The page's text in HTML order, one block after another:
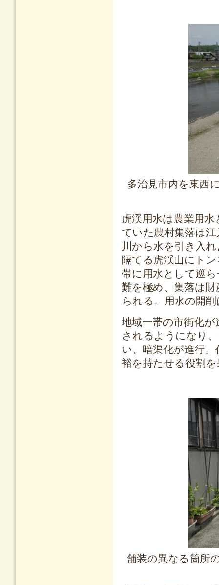
多治見市内を東西
虎渓用水は農業用
ていた農村集落は
川から水を引き入
隔てる虎渓山にト
帯に用水として巡
難を極め、集落は
られる。用水の開
地域一帯の市街化
されるようになり
い、暗渠化が進行
裕を持たせる役割
舗装の異なる箇所